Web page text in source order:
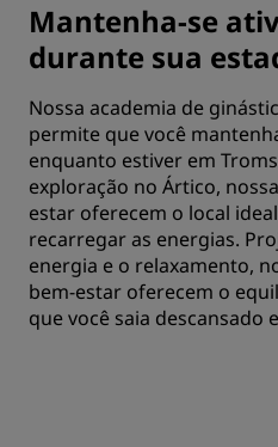
Mantenha-se
durante sua
Nossa academia de
permite que você
enquanto estiver em
exploração no Ártico,
estar oferecem o local
recarregar as energias.
energia e o relaxamento,
bem-estar oferecem o
que você saia descansado